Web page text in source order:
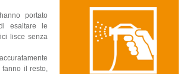
portato
esaltare le
lisce senza
fanno il resto,